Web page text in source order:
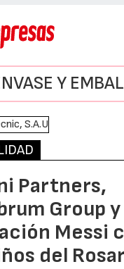
Y
Partners,
Group y
Messi
del